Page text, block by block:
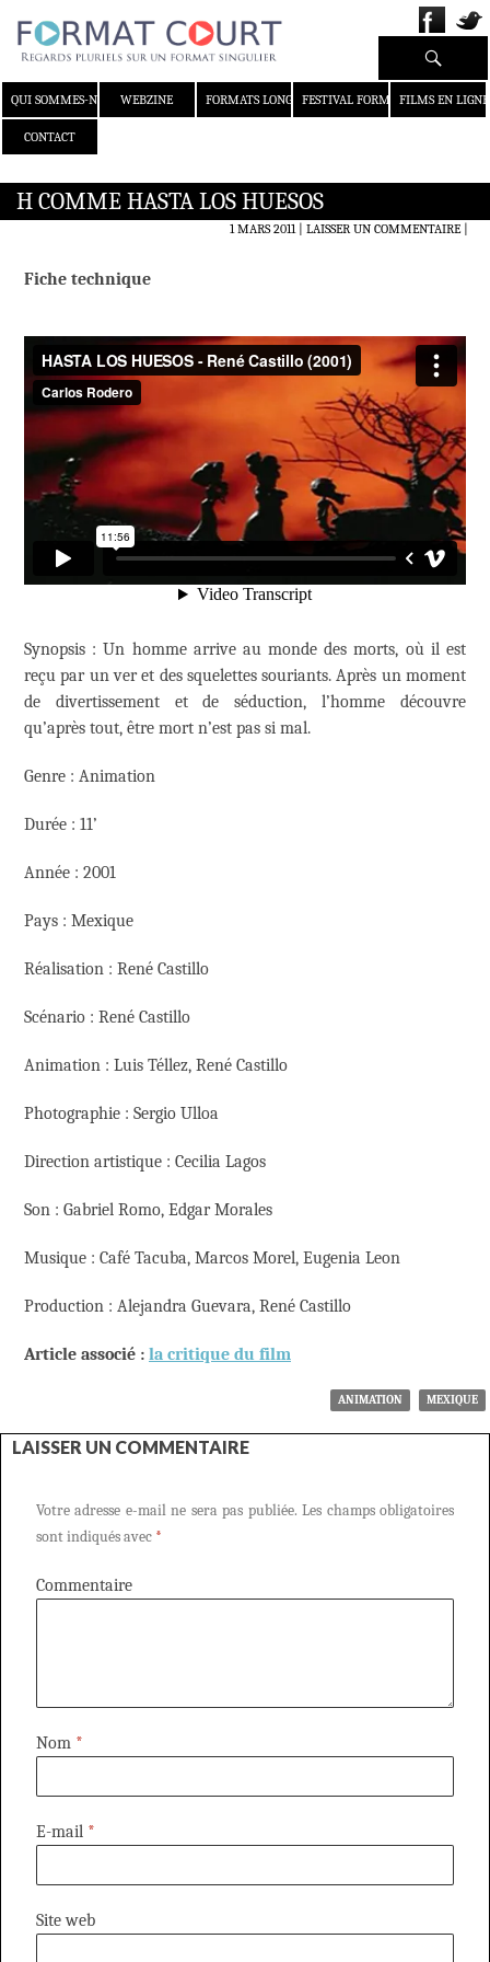
QUI SOMMES-NOUS ?WEBZINE FORMATS LONGS FESTIVAL FORMAT COURT
FILMS EN LIGNE
CONTACT
Recherche
H COMME HASTA LOS HUESOS
1 MARS 2011 LAISSER UN COMMENTAIRE|
Fiche technique
Synopsis : Un homme arrive au monde des morts, où il est
reçu par un ver et des squelettes souriants. Après un moment
de divertissement et de séduction, l’homme découvre
qu’après tout, être mort n’est pas si mal.
Genre : Animation
Durée : 11’
Année : 2001
Pays : Mexique
Réalisation : René Castillo
Scénario : René Castillo
Animation : Luis Téllez, René Castillo
Photographie : Sergio Ulloa
Direction artistique : Cecilia Lagos
Son : Gabriel Romo, Edgar Morales
Musique : Café Tacuba, Marcos Morel, Eugenia Leon
Production : Alejandra Guevara, René Castillo
Article associé : la critique du film
ANIMATION MEXIQUE
LAISSER UN COMMENTAIRE
Votre adresse e-mail ne sera pas publiée. Les champs obligatoires
sont indiqués avec *
Commentaire
Nom *
E-mail *
Site web